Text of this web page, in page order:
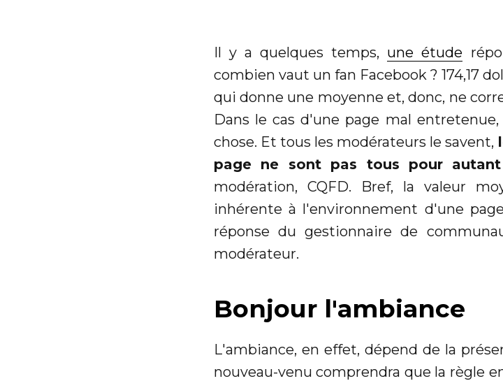
Il y a quelques temps, une étude
combien vaut un fan Facebook ? 174,17
qui donne une moyenne et, donc, ne
Dans le cas d'une page mal
chose. Et tous les modérateurs le savent,
page ne sont pas tous pour
modération, CQFD. Bref, la valeur
inhérente à l'environnement d'une
réponse du gestionnaire de
modérateur.
Bonjour l'ambiance
L'ambiance, en effet, dépend de la
nouveau-venu comprendra que la règle